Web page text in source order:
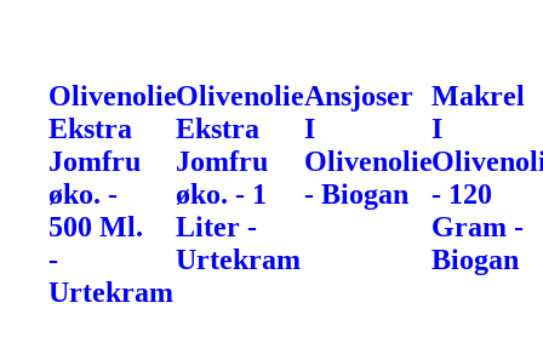
Olivenolie
Ekstra
Jomfru
øko. -
500 Ml.
-
Urtekram
Olivenolie
Ekstra
Jomfru
øko. - 1
Liter -
Urtekram
Ansjoser
I
Olivenolie
- Biogan
Makrel
I
- 120
Gram -
Biogan